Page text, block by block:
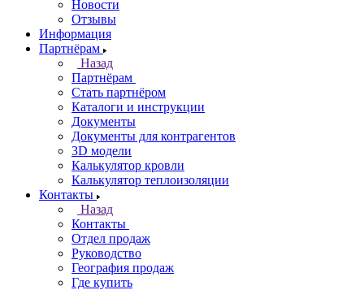
Новости
Отзывы
Информация
Партнёрам
Назад
Партнёрам
Стать партнёром
Каталоги и инструкции
Документы
Документы для контрагентов
3D модели
Калькулятор кровли
Калькулятор теплоизоляции
Контакты
Назад
Контакты
Отдел продаж
Руководство
География продаж
Где купить